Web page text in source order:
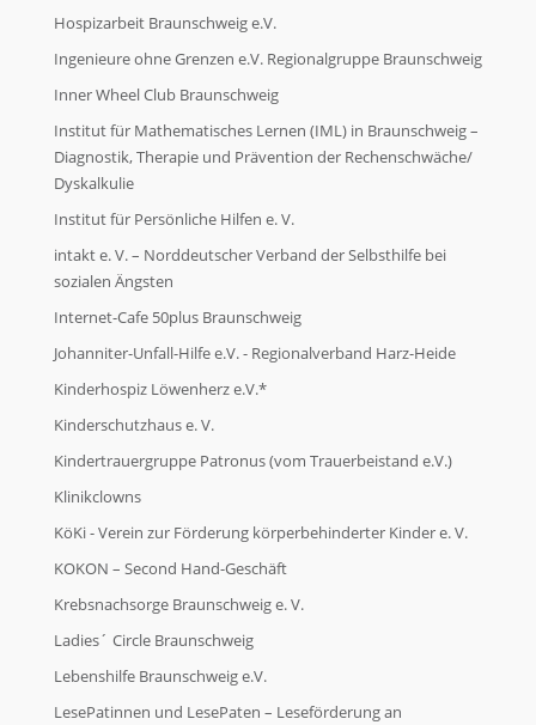
Hospizarbeit Braunschweig e.V.
Ingenieure ohne Grenzen e.V. Regionalgruppe Braunschweig
Inner Wheel Club Braunschweig
Institut für Mathematisches Lernen (IML) in Braunschweig –
Diagnostik, Therapie und Prävention der Rechenschwäche/
Dyskalkulie
Institut für Persönliche Hilfen e. V.
intakt e. V. – Norddeutscher Verband der Selbsthilfe bei
sozialen Ängsten
Internet-Cafe 50plus Braunschweig
Johanniter-Unfall-Hilfe e.V. - Regionalverband Harz-Heide
Kinderhospiz Löwenherz e.V.*
Kinderschutzhaus e. V.
Kindertrauergruppe Patronus (vom Trauerbeistand e.V.)
Klinikclowns
KöKi - Verein zur Förderung körperbehinderter Kinder e. V.
KOKON – Second Hand-Geschäft
Krebsnachsorge Braunschweig e. V.
Ladies´ Circle Braunschweig
Lebenshilfe Braunschweig e.V.
LesePatinnen und LesePaten – Leseförderung an